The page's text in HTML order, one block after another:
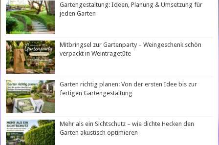
Gartengestaltung: Ideen, Planung & Umsetzung für
jeden Garten
Mitbringsel zur Gartenparty – Weingeschenk schön
verpackt in Weintragetüte
Garten richtig planen: Von der ersten Idee bis zur
fertigen Gartengestaltung
Mehr als ein Sichtschutz – wie dichte Hecken den
Garten akustisch optimieren